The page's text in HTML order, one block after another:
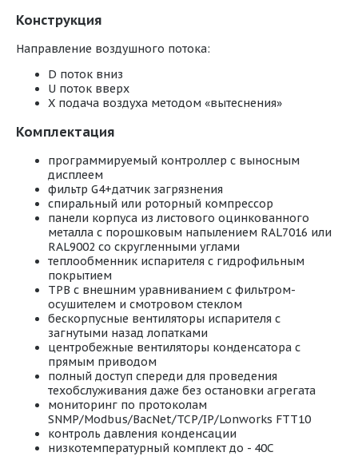
Конструкция
Направление воздушного потока:
D поток вниз
U поток вверх
X подача воздуха методом «вытеснения»
Комплектация
программируемый контроллер с выносным
дисплеем
фильтр G4+датчик загрязнения
спиральный или роторный компрессор
панели корпуса из листового оцинкованного
металла с порошковым напылением RAL7016 или
RAL9002 со скругленными углами
теплообменник испарителя с гидрофильным
покрытием
ТРВ с внешним уравниванием с фильтром-
осушителем и смотровом стеклом
бескорпусные вентиляторы испарителя с
загнутыми назад лопатками
центробежные вентиляторы конденсатора с
прямым приводом
полный доступ спереди для проведения
техобслуживания даже без остановки агрегата
мониторинг по протоколам
SNMP/Modbus/BacNet/TCP/IP/Lonworks FTT10
контроль давления конденсации
низкотемпературный комплект до - 40С